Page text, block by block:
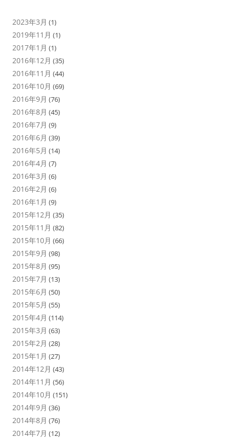
2023年3月 (1)
2019年11月 (1)
2017年1月 (1)
2016年12月 (35)
2016年11月 (44)
2016年10月 (69)
2016年9月 (76)
2016年8月 (45)
2016年7月 (9)
2016年6月 (39)
2016年5月 (14)
2016年4月 (7)
2016年3月 (6)
2016年2月 (6)
2016年1月 (9)
2015年12月 (35)
2015年11月 (82)
2015年10月 (66)
2015年9月 (98)
2015年8月 (95)
2015年7月 (13)
2015年6月 (50)
2015年5月 (55)
2015年4月 (114)
2015年3月 (63)
2015年2月 (28)
2015年1月 (27)
2014年12月 (43)
2014年11月 (56)
2014年10月 (151)
2014年9月 (36)
2014年8月 (76)
2014年7月 (12)